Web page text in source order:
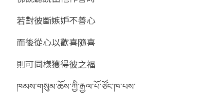
若對彼斷嫉妒不善心
而後從心以歡喜隨喜
則可同樣獲得彼之福
ཁམས་གསུམ་ཆོས་ཀྱི་རྒྱལ་པོ་ཙོང་ཁ་པས་